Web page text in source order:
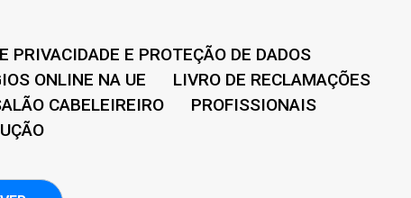
PRIVACIDADE E PROTEÇÃO DE DADOS
ONLINE NA UE
LIVRO DE RECLAMAÇÕES
CABELEIREIRO
PROFISSIONAIS